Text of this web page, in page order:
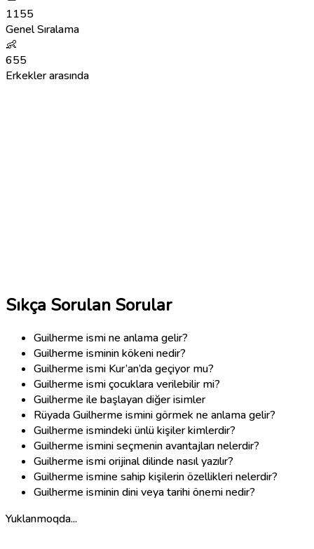
1155
Genel Sıralama
👶
655
Erkekler arasında
Sıkça Sorulan Sorular
Guilherme ismi ne anlama gelir?
Guilherme isminin kökeni nedir?
Guilherme ismi Kur’an’da geçiyor mu?
Guilherme ismi çocuklara verilebilir mi?
Guilherme ile başlayan diğer isimler
Rüyada Guilherme ismini görmek ne anlama gelir?
Guilherme ismindeki ünlü kişiler kimlerdir?
Guilherme ismini seçmenin avantajları nelerdir?
Guilherme ismi orijinal dilinde nasıl yazılır?
Guilherme ismine sahip kişilerin özellikleri nelerdir?
Guilherme isminin dini veya tarihi önemi nedir?
Yuklanmoqda...